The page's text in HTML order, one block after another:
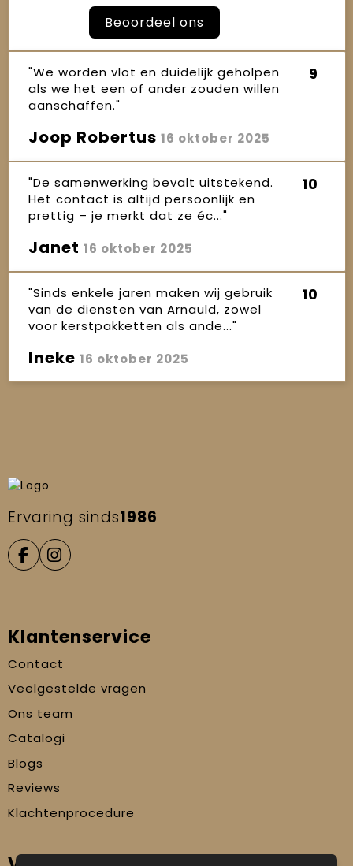
Beoordeel ons
"We worden vlot en duidelijk geholpen
als we het een of ander zouden willen
aanschaffen."
9
Joop Robertus 16 oktober 2025
"De samenwerking bevalt uitstekend.
Het contact is altijd persoonlijk en
prettig – je merkt dat ze éc..."
10
Janet 16 oktober 2025
"Sinds enkele jaren maken wij gebruik
van de diensten van Arnauld, zowel
voor kerstpakketten als ande..."
10
Ineke 16 oktober 2025
Ervaring sinds1986
Klantenservice
Contact
Veelgestelde vragen
Ons team
Catalogi
Blogs
Reviews
Klachtenprocedure